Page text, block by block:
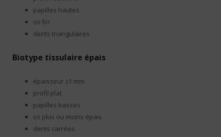
papilles hautes
os fin
dents triangulaires
Biotype tissulaire épais
épaisseur ≥1 mm
profil plat
papilles basses
os plus ou moins épais
dents carrées